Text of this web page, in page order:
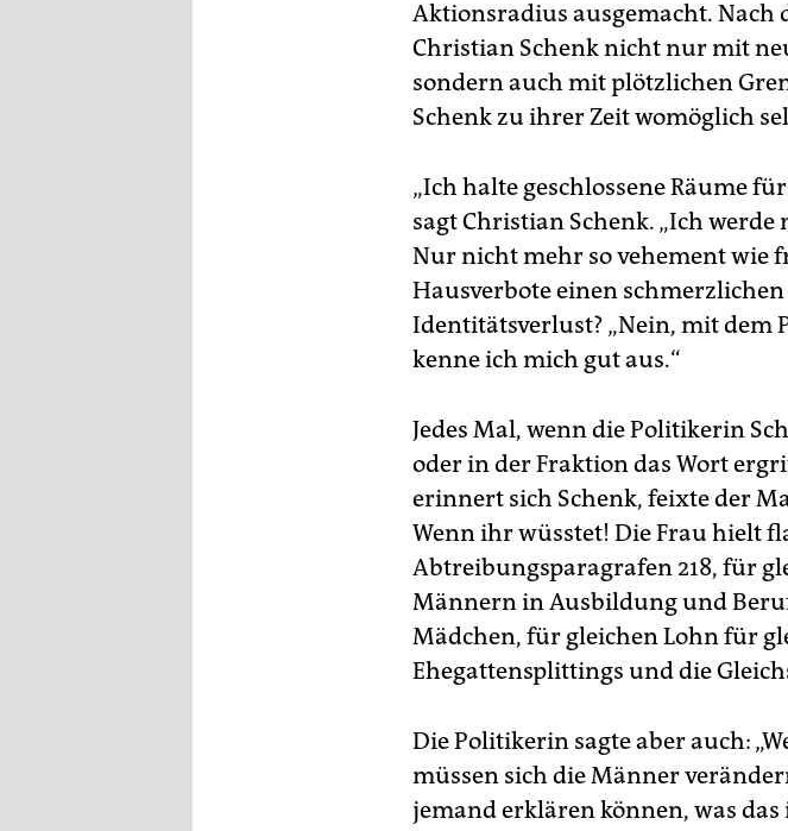
Aktionsradius ausgemacht. Nach
Christian Schenk nicht nur mit
sondern auch mit plötzlichen
Schenk zu ihrer Zeit womöglich
„Ich halte geschlossene Räume
sagt Christian Schenk. „Ich
Nur nicht mehr so vehement wie
Hausverbote einen
Identitätsverlust? „Nein, mit dem
kenne ich mich gut aus.“
Jedes Mal, wenn die Politikerin
oder in der Fraktion das Wort
erinnert sich Schenk, feixte der
Wenn ihr wüsstet! Die Frau hielt
Abtreibungsparagrafen 218, für
Männern in Ausbildung und
Mädchen, für gleichen Lohn für
Ehegattensplittings und die
Die Politikerin sagte aber auch:
müssen sich die Männer
jemand erklären können, was das